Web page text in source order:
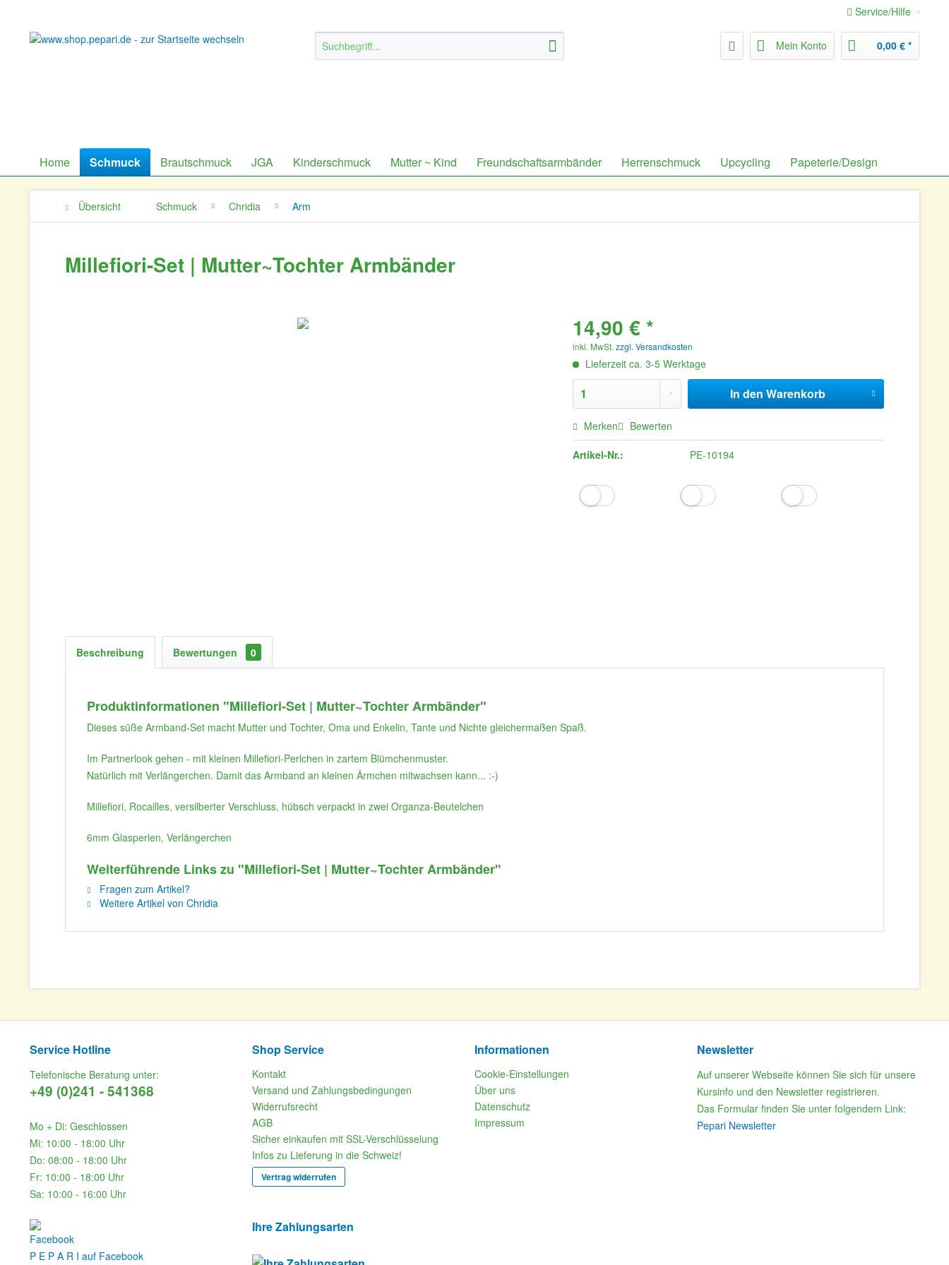
Service/Hilfe
Mein Konto 0,00 € *
Home Schmuck Brautschmuck JGA Kinderschmuck Mutter ~ Kind Freundschaftsarmbänder Herrenschmuck Upcycling Papeterie/Design
Übersicht Schmuck Chridia Arm
Millefiori-Set | Mutter~Tochter Armbänder
14,90 € *
inkl. MwSt.zzgl. Versandkosten
Lieferzeit ca. 3-5 Werktage
In den Warenkorb
Merken Bewerten
Artikel-Nr.: PE-10194
Beschreibung Bewertungen 0
Produktinformationen "Millefiori-Set | Mutter~Tochter Armbänder"
Dieses süße Armband-Set macht Mutter und Tochter, Oma und Enkelin, Tante und Nichte gleichermaßen Spaß.
Im Partnerlook gehen - mit kleinen Millefiori-Perlchen in zartem Blümchenmuster.
Natürlich mit Verlängerchen. Damit das Armband an kleinen Ärmchen mitwachsen kann... :-)
Millefiori, Rocailles, versilberter Verschluss, hübsch verpackt in zwei Organza-Beutelchen
6mm Glasperlen, Verlängerchen
Weiterführende Links zu "Millefiori-Set | Mutter~Tochter Armbänder"
Fragen zum Artikel?
Weitere Artikel von Chridia
Service Hotline
Telefonische Beratung unter:
+49 (0)241 - 541368
Mo + Di: Geschlossen
Mi: 10:00 - 18:00 Uhr
Do: 08:00 - 18:00 Uhr
Fr: 10:00 - 18:00 Uhr
Sa: 10:00 - 16:00 Uhr
P E P A R I auf Facebook
Shop Service
Kontakt
Versand und Zahlungsbedingungen
Widerrufsrecht
AGB
Sicher einkaufen mit SSL-Verschlüsselung
Infos zu Lieferung in die Schweiz!
Vertrag widerrufen
Ihre Zahlungsarten
Informationen
Cookie-Einstellungen
Über uns
Datenschutz
Impressum
Newsletter
Auf unserer Webseite können Sie sich für unsere
Kursinfo und den Newsletter registrieren.
Das Formular finden Sie unter folgendem Link:
Pepari Newsletter